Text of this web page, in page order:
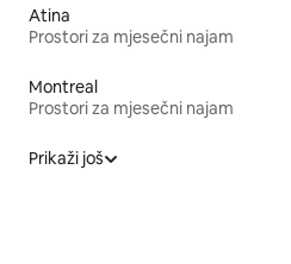
Atina
Prostori za mjesečni najam
Montreal
Prostori za mjesečni najam
Prikaži još